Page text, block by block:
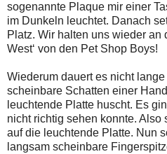
sogenannte Plaque mir einer
im Dunkeln leuchtet. Danach
Platz. Wir halten uns wieder an
West‘ von den Pet Shop Boys!
Wiederum dauert es nicht
scheinbare Schatten einer
leuchtende Platte huscht. Es
nicht richtig sehen konnte. Also
auf die leuchtende Platte. Nun
langsam scheinbare